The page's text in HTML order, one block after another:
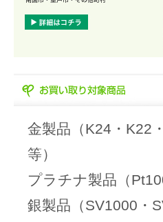
金製品（K24・K22
等）
プラチナ製品（
銀製品（SV1000・